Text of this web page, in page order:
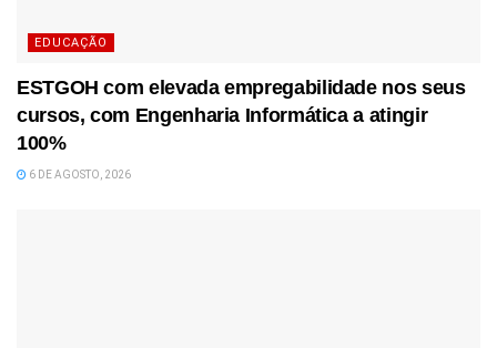
EDUCAÇÃO
ESTGOH com elevada empregabilidade nos seus
cursos, com Engenharia Informática a atingir
100%
6 DE AGOSTO, 2026